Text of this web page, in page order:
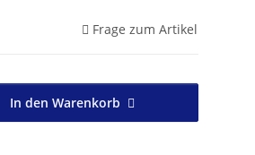
Frage zum Artikel
In den Warenkorb